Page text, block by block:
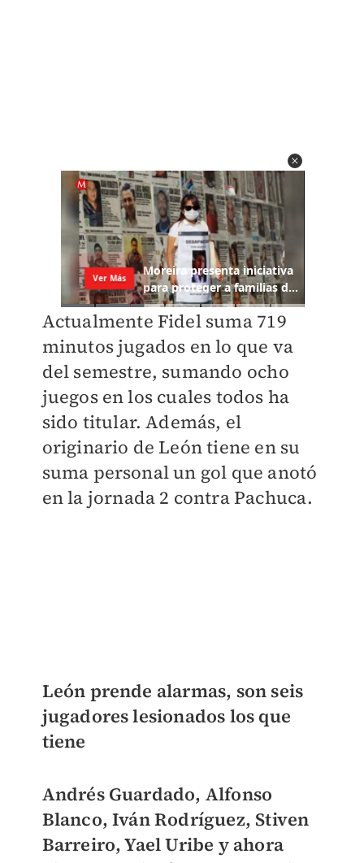
Actualmente Fidel suma 719
minutos jugados en lo que va
del semestre, sumando ocho
juegos en los cuales todos ha
sido titular. Además, el
originario de León tiene en su
suma personal un gol que anotó
en la jornada 2 contra Pachuca.
León prende alarmas, son seis
jugadores lesionados los que
tiene
Andrés Guardado, Alfonso
Blanco, Iván Rodríguez, Stiven
Barreiro, Yael Uribe y ahora